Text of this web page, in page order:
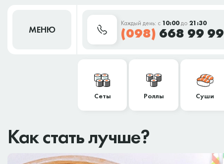
МЕНЮ
Каждый день: с 10:00до 21:30
(098) 668 99 99
Сеты Роллы Суши
Как стать лучше?